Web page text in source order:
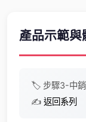
產品示範
🏷️ 步驟3-中
✍️ 返回系列